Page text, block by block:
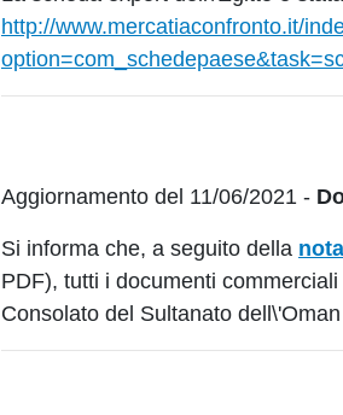
http://www.mercatiaconfronto.it/
Aggiornamento del 11/06/2021 -
Si informa che, a seguito della
PDF), tutti i documenti
Consolato del Sultanato